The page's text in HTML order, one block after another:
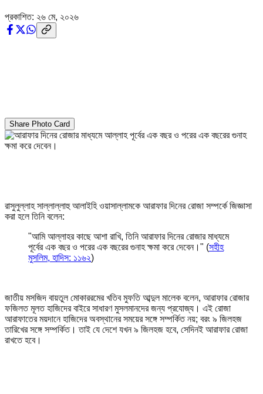
প্রকাশিত: ২৬ মে, ২০২৬
Share Photo Card
রাসুলুল্লাহ সাল্লাল্লাহু আলাইহি ওয়াসাল্লামকে আরাফার দিনের রোজা সম্পর্কে জিজ্ঞাসা
করা হলে তিনি বলেন:
"আমি আল্লাহর কাছে আশা রাখি, তিনি আরাফার দিনের রোজার মাধ্যমে
পূর্বের এক বছর ও পরের এক বছরের গুনাহ ক্ষমা করে দেবেন।" (সহীহ
মুসলিম, হাদিস: ১১৬২)
জাতীয় মসজিদ বায়তুল মোকাররমের খতিব মুফতি আব্দুল মালেক বলেন, আরাফার রোজার
ফজিলত মূলত হাজিদের বাইরে সাধারণ মুসলমানদের জন্য প্রযোজ্য। এই রোজা
আরাফাতের ময়দানে হাজিদের অবস্থানের সময়ের সঙ্গে সম্পর্কিত নয়; বরং ৯ জিলহজ
তারিখের সঙ্গে সম্পর্কিত। তাই যে দেশে যখন ৯ জিলহজ হবে, সেদিনই আরাফার রোজা
রাখতে হবে।